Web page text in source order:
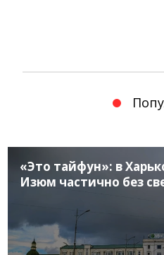
«Это тайфун»: в
Изюм частично без